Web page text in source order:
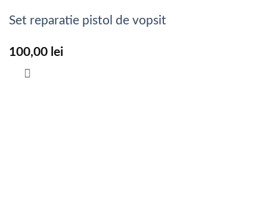
Set reparatie pistol de vopsit
100,00 lei